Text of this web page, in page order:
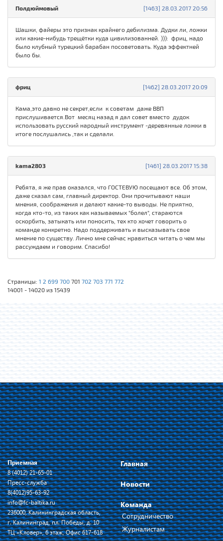
[1463] 28.03.2017 20:56
Полдюймовый
Шашки, файеры это признак крайнего дебилизма. Дудки ли, ложки
или какие-нибудь трещётки куда цивилизованней. ))): фриц, надо
было клубный турецкий барабан посоветовать. Куда эффектней
было бы.
[1462] 28.03.2017 20:09
фриц
Кама,это давно не секрет,если к советам даже ВВП
прислушивается.Вот месяц назад я дал совет вместо дудок
использовать русский народный инструмент -деревянные ложки в
итоге послушались ,так и сделали.
[1461] 28.03.2017 15:38
kama2803
Ребята, я же прав оказался, что ГОСТЕВУЮ посещают все. Об этом,
даже сказал сам, главный директор. Они прочитывают наши
мнения, соображения и делают какие-то выводы. Не приятно,
когда кто-то, из таких как называемых "болел", стараются
оскорбить, затыкать или поносить, тех кто хочет говорить о
команде конкретно. Надо поддерживать и высказывать свое
мнение по существу. Лично мне сейчас нравиться читать о чем мы
рассуждаем и говорим. Спасибо!
Страницы: 1 2 699 700 701 702 703 771 772
14001 - 14020 из 15439
Приемная
8 (4012) 21-65-01
Пресс-служба
8(4012)95-63-92
info@fc-baltika.ru
236000, Калининградская область,
г. Калининград, пл. Победы, д. 10
ТЦ «Кловер», 6 этаж, Офис 617-618
Главная
Новости
Команда
Сотрудничество
Журналистам